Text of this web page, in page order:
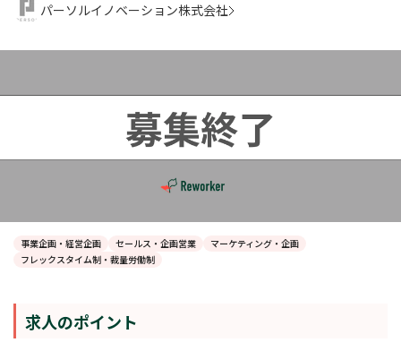
パーソルイノベーション株式会社
事業企画・経営企画 セールス・企画営業
マーケティング・企画
フレックスタイム制・裁量労働制
求人のポイント